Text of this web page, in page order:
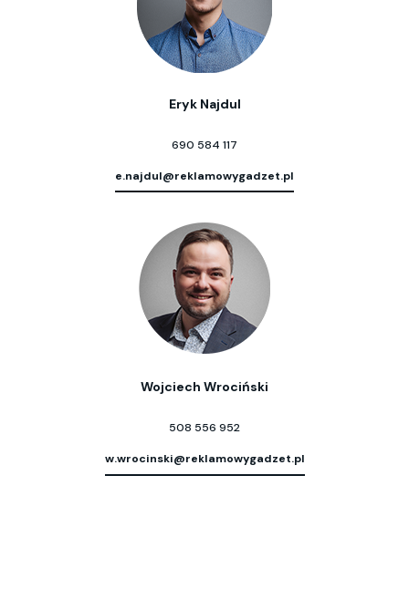
Eryk Najdul
690 584 117
e.najdul@reklamowygadzet.pl
Wojciech Wrociński
508 556 952
w.wrocinski@reklamowygadzet.pl